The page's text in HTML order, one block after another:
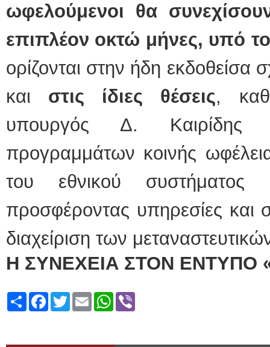
ωφελούμενοι θα
επιπλέον οκτώ μήνες, υπό
ορίζονται στην ήδη εκδοθείσα
και στις ίδιες θέσεις,
υπουργός Δ. Καιρίδης
προγραμμάτων κοινής
του εθνικού
προσφέροντας υπηρεσίες και
διαχείριση των
Η ΣΥΝΕΧΕΙΑ ΣΤΟΝ ΕΝΤΥΠΟ
ShareFacebook
TwitterEmailWhatsApp